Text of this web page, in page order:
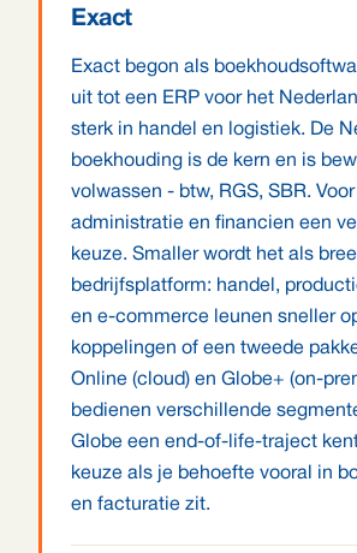
Exact
Exact begon als
uit tot een ERP voor het
sterk in handel en logistiek. De
boekhouding is de kern en is
volwassen - btw, RGS, SBR. Voor
administratie en financien een
keuze. Smaller wordt het als
bedrijfsplatform: handel,
en e-commerce leunen sneller
koppelingen of een tweede
Online (cloud) en Globe+ (on-
bedienen verschillende
Globe een end-of-life-traject
keuze als je behoefte vooral in
en facturatie zit.